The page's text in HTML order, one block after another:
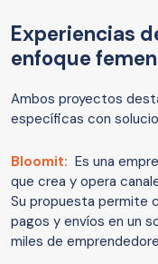
Experiencias
enfoque
Ambos proyectos
específicas con
Bloomit: Es una
que crea y opera
Su propuesta permite
pagos y envíos en un
miles de